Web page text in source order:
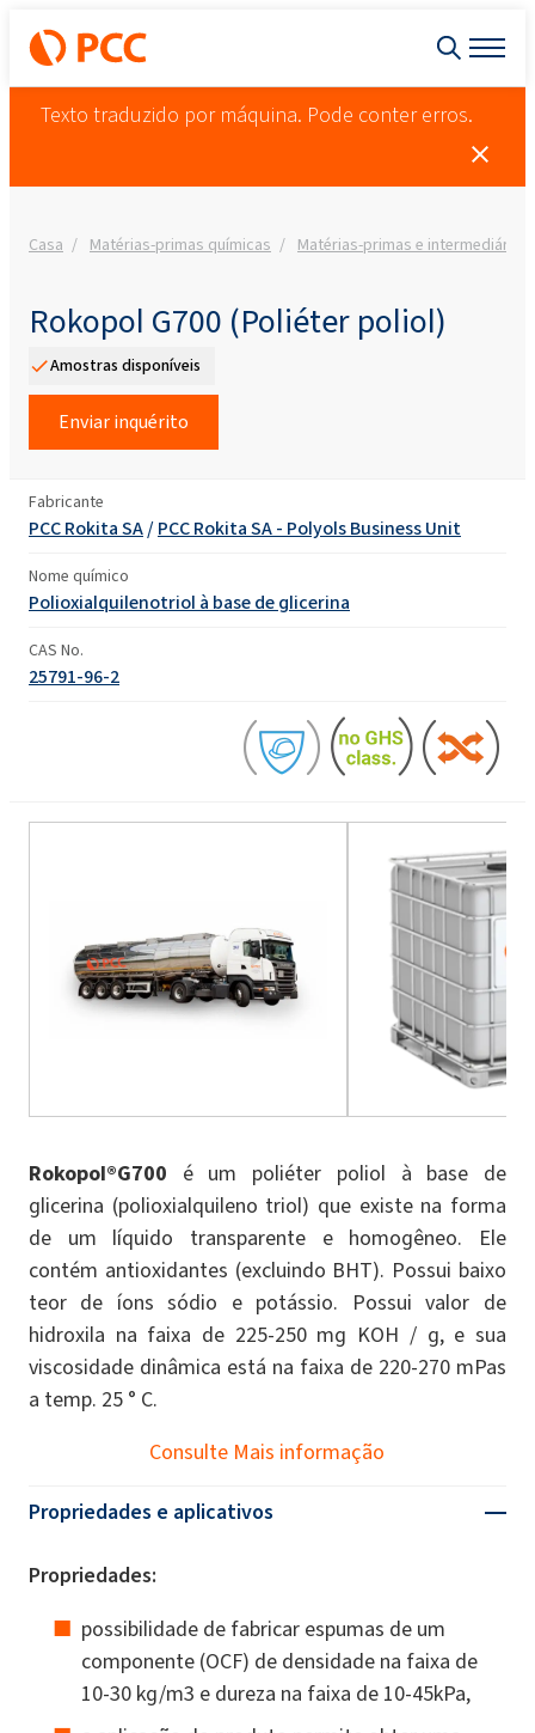
Texto traduzido por máquina. Pode conter erros.
Casa Matérias-primas químicas Matérias-primas e intermediários
Rokopol G700 (Poliéter poliol)
Amostras disponíveis
Enviar inquérito
Fabricante
PCC Rokita SA/PCC Rokita SA - Polyols Business Unit
Nome químico
Polioxialquilenotriol à base de glicerina
CAS No.
25791-96-2
Rokopol®G700 é um poliéter poliol à base de
glicerina (polioxialquileno triol) que existe na forma
de um líquido transparente e homogêneo. Ele
contém antioxidantes (excluindo BHT). Possui baixo
teor de íons sódio e potássio. Possui valor de
hidroxila na faixa de 225-250 mg KOH / g, e sua
viscosidade dinâmica está na faixa de 220-270 mPas
a temp. 25 ° C.
Consulte Mais informação
Propriedades e aplicativos
Propriedades:
possibilidade de fabricar espumas de um
componente (OCF) de densidade na faixa de
10-30 kg/m3 e dureza na faixa de 10-45kPa,